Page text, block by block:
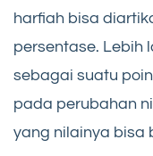
harfiah bisa
persentase. Lebih
sebagai suatu
pada perubahan
yang nilainya bisa